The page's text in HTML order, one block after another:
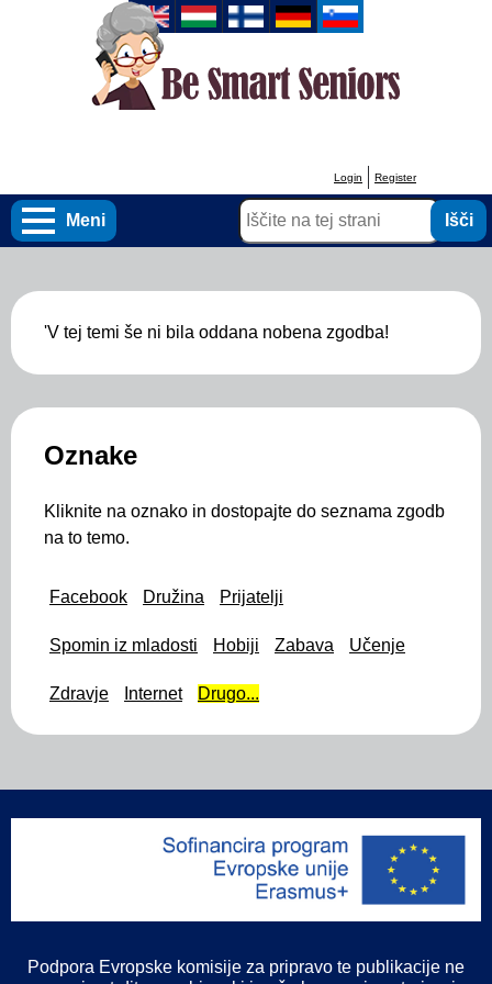
User
account
menu
Login Register
Meni
Išči
'V tej temi še ni bila oddana nobena zgodba!
Oznake
Kliknite na oznako in dostopajte do seznama zgodb
na to temo.
Facebook Družina Prijatelji
Spomin iz mladosti Hobiji Zabava Učenje
Zdravje Internet Drugo...
Podpora Evropske komisije za pripravo te publikacije ne